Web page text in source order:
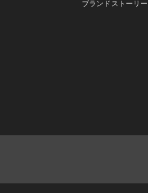
ブランドストーリー